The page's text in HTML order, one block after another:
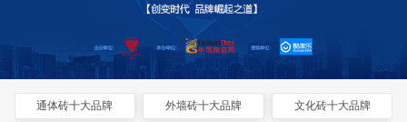
通体砖十大品牌 外墙砖十大品牌 文化砖十大品牌